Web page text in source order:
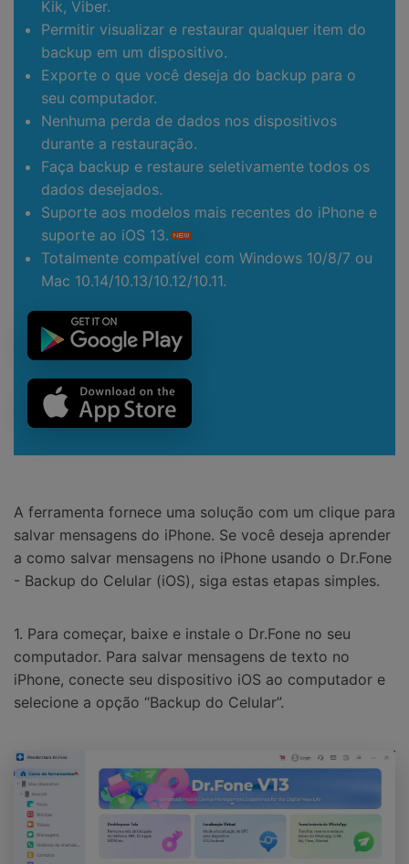
Kik, Viber.
Permitir visualizar e restaurar qualquer item do
backup em um dispositivo.
Exporte o que você deseja do backup para o
seu computador.
Nenhuma perda de dados nos dispositivos
durante a restauração.
Faça backup e restaure seletivamente todos os
dados desejados.
Suporte aos modelos mais recentes do iPhone e
suporte ao iOS 13.
Totalmente compatível com Windows 10/8/7 ou
Mac 10.14/10.13/10.12/10.11.
A ferramenta fornece uma solução com um clique para
salvar mensagens do iPhone. Se você deseja aprender
a como salvar mensagens no iPhone usando o Dr.Fone
- Backup do Celular (iOS), siga estas etapas simples.
1. Para começar, baixe e instale o Dr.Fone no seu
computador. Para salvar mensagens de texto no
iPhone, conecte seu dispositivo iOS ao computador e
selecione a opção “Backup do Celular”.